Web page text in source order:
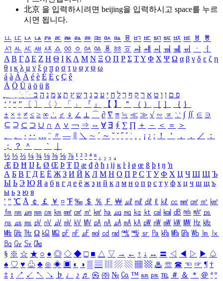
北京 을 입력하시려면 beijing을 입력하시고 space를 누르
시면 됩니다.
ㅥ ㅦ ㅧ ㅨ ㅩ ㅪ ㅫ ㅬ ㅭ ㅮ ㅯ ㅰ ㅱ ㅲ ㅳ ㅴ ㅵ ㅶ ㅷ ㅸ
ㅹ
ㅺ ㅻ ㅼ ㅽ ㅾ ㅿ ㆀ ㆁ ㆂ ㆃ ㆄ ㆅ ㆆ ㆇ ㆈ ㆉ ㆊ ㆋ ㆌ ㆍ
ㆎ
Α Β ΓΔ Ε Ζ Η Θ Ι ΚΛ Μ Ν Ξ Ο Π Ρ Σ ΤΥ Φ Χ Ψ Ω α β γ δ ε ζ η
θ ι κ λ μ ν ξ ο π ρ σ τ υ φ χ ψ ω
á à Á À é è É È ç Ç ê
Ä Ö Ü ä ö ü ß
ִֶֹ ֻּ ׁׂ פ ם ן ו ט א ר ק ף ך ל ח י ע כ ג ד ש ץ ת צ מ נ ה ב
‘ ’ “ ” 〔 〕 〈 〉 「 」 『 』 【 】 ＂ （ ） ［ ］ ｛ ｝
± × ÷ ≠ ≤ ≥ ∞ ∴ ♂ ♀ ∠ ⊥ ⌒ ∂ ∇ ≡ ≒ ≪ ≫ √ ∽ ∝ ∵ ∫ ∬ ∈ ∋
⊆ ⊇ ⊂ ⊃ ∪ ∩ ∧ ∨ ￢ ⇒ ⇔ ∀ ∃ ∮ ∑ ∏ ＋ － ＜ ＝
＞
、
。 · ‥ … ¨ 〃 ― ＼ ∼ ´ ～ ˇ ˘ ˝ ˚ ˙ ¸ ¡ ¿ ː ！ ＇ ， ． ／
：
；
？ ＾ ｀
½ ⅓ ⅔ ¼ ¾ ⅛ ⅜ ⅝ ⅞ ¹ ² ³ ⁴ ⁿ ₁ ₂ ₃ ₄
Æ Ð Ħ Ĳ Ł Ø Œ Þ Ŧ Ŋ æ đ ð ħ ı ĳ ĸ ŀ ł ø œ ß þ ŧ ŋ ŉ
А Б В Г Д Е Ё Ж З И Й К Л М Н О П Р С Т У Ф Х Ц Ч Ш Щ Ъ
Ы Ь Э Ю Я а б в г д е ё ж з и й к л м н о п р с т у ф х ц ч ш щ ъ
ы ь э ю я
′ ″ ℃ Å ￠ ￡ ￥ ¤ ℉ ‰ ＄ ％ Ｆ ￦ ㎕ ㎖ ㎗ ℓ ㎘ ㏄ ㎣ ㎤ ㎥ ㎦
㎙ ㎚ ㎛ ㎜ ㎝ ㎞ ㎟ ㎠ ㎡ ㎢ ㏊ ㎍ ㎎ ㎏ ㏏ ㎈ ㎉ ㏈ ㎧ ㎨ ㎰
㎱ ㎲ ㎳ ㎴ ㎵ ㎶ ㎷ ㎸ ㎹ ㎀ ㎁ ㎂ ㎃ ㎄ ㎺ ㎻ ㎽ ㎾ ㎿ ㎐ ㎑
㎒ ㎓ ㎔ Ω ㏀ ㏁ ㎊ ㎋ ㎌ ㏖ ㏅ ㎭ ㎮ ㎯ ㏛ ㎩ ㎪ ㎫ ㎬ ㏝ ㏐
㏓
㏃ ㏉ ㏜ ㏆
§ ※ ☆ ★ ○ ● ◎ ◇ ◆ □ ■ △ ▽ → ← ↑ ↓ ↔ 〓 ◁ ◀ ▷ ▶ ♤
♠ ♡ ♥ ♧ ♣ ⊙ ◈ ▣ ◐ ◑ ▒ ▤ ▨ ▧ ▦ ▩ ♨ ☏ ☎ ☜ ☞ ¶ †
‡ ↕ ↗ ↙ ↖ ↘ ♭ ♩ ♪ ♬ ㉿ ㈜ № ㏇ ™ ㏂ ㏘ ℡ ＃ ＆ ＊ ＠ ª º